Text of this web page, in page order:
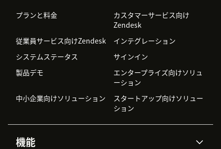
プランと料金
カスタマーサービス向け
Zendesk
従業員サービス向けZendesk
インテグレーション
システムステータス
サインイン
製品デモ
エンタープライズ向けソリュ
ーション
中小企業向けソリューション
スタートアップ向けソリュー
ション
機能